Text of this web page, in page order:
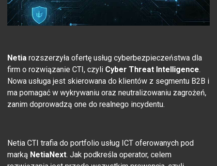
Netia rozszerzyła ofertę usług cyberbezpieczeństwa dla
firm o rozwiązanie CTI, czyli Cyber Threat Intelligence.
Nowa usługa jest skierowana do klientów z segmentu B2B i
ma pomagać w wykrywaniu oraz neutralizowaniu zagrożeń,
zanim doprowadzą one do realnego incydentu.
Netia CTI trafia do portfolio usług ICT oferowanych pod
marką NetiaNext. Jak podkreśla operator, celem